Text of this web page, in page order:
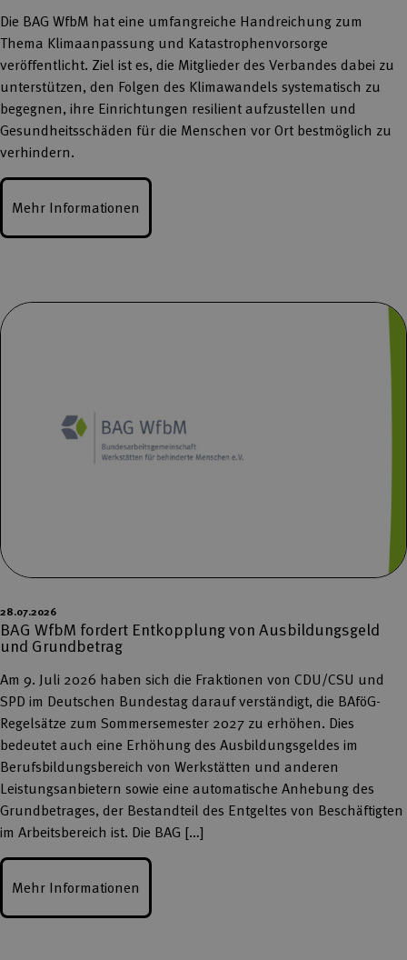
Die BAG WfbM hat eine umfangreiche Handreichung zum
Thema Klimaanpassung und Katastrophenvorsorge
veröffentlicht. Ziel ist es, die Mitglieder des Verbandes dabei zu
unterstützen, den Folgen des Klimawandels systematisch zu
begegnen, ihre Einrichtungen resilient aufzustellen und
Gesundheitsschäden für die Menschen vor Ort bestmöglich zu
verhindern.
Mehr Informationen
28.07.2026
BAG WfbM fordert Entkopplung von Ausbildungsgeld
und Grundbetrag
Am 9. Juli 2026 haben sich die Fraktionen von CDU/CSU und
SPD im Deutschen Bundestag darauf verständigt, die BAföG-
Regelsätze zum Sommersemester 2027 zu erhöhen. Dies
bedeutet auch eine Erhöhung des Ausbildungsgeldes im
Berufsbildungsbereich von Werkstätten und anderen
Leistungsanbietern sowie eine automatische Anhebung des
Grundbetrages, der Bestandteil des Entgeltes von Beschäftigten
im Arbeitsbereich ist. Die BAG […]
Mehr Informationen